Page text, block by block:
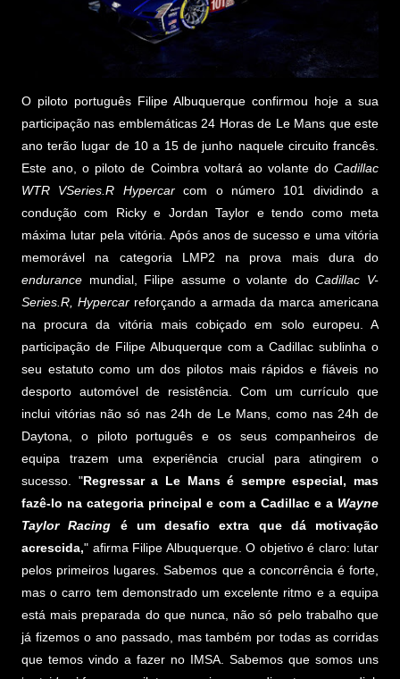
O piloto português Filipe Albuquerque confirmou hoje a sua
participação nas emblemáticas 24 Horas de Le Mans que este
ano terão lugar de 10 a 15 de junho naquele circuito francês.
Este ano, o piloto de Coimbra voltará ao volante do Cadillac
WTR VSeries.R Hypercarcom o número 101 dividindo a
condução com Ricky e Jordan Taylor e tendo como meta
máxima lutar pela vitória. Após anos de sucesso e uma vitória
memorável na categoria LMP2 na prova mais dura do
endurance mundial, Filipe assume o volante doCadillac V-
Series.R, Hypercar reforçando a armada da marca americana
na procura da vitória mais cobiçado em solo europeu. A
participação de Filipe Albuquerque com a Cadillac sublinha o
seu estatuto como um dos pilotos mais rápidos e fiáveis no
desporto automóvel de resistência. Com um currículo que
inclui vitórias não só nas 24h de Le Mans, como nas 24h de
Daytona, o piloto português e os seus companheiros de
equipa trazem uma experiência crucial para atingirem o
sucesso. "Regressar a Le Mans é sempre especial, mas
fazê-lo na categoria principal e com a Cadillac e a Wayne
Taylor Racing é um desafio extra que dá motivação
acrescida," afirma Filipe Albuquerque. O objetivo é claro: lutar
pelos primeiros lugares. Sabemos que a concorrência é forte,
mas o carro tem demonstrado um excelente ritmo e a equipa
está mais preparada do que nunca, não só pelo trabalho que
já fizemos o ano passado, mas também por todas as corridas
que temos vindo a fazer no IMSA. Sabemos que somos uns